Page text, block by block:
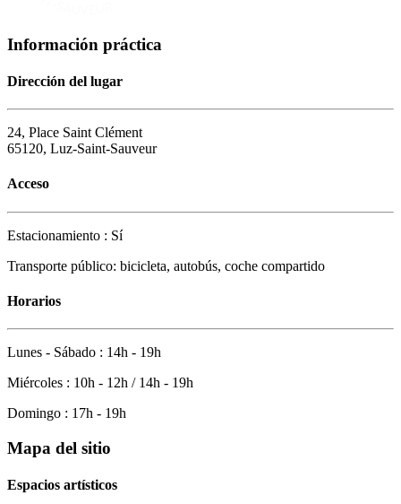
Información práctica
Dirección del lugar
24, Place Saint Clément
65120, Luz-Saint-Sauveur
Acceso
Estacionamiento : Sí
Transporte público: bicicleta, autobús, coche compartido
Horarios
Lunes - Sábado : 14h - 19h
Miércoles : 10h - 12h / 14h - 19h
Domingo : 17h - 19h
Mapa del sitio
Espacios artísticos